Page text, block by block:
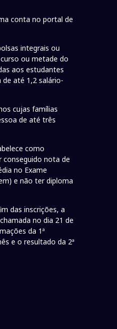
conta no portal de
integrais ou
ou metade do
aos estudantes
até 1,2 salário-
cujas famílias
de até três
como
nota de
no Exame
e não ter diploma
das inscrições, a
no dia 21 de
da 1ª
e o resultado da 2ª